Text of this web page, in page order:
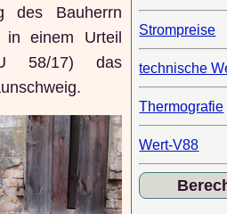
des Bauherrn
in einem Urteil
58/17) das
Strompreise
technische
Thermografie
Wert-V88